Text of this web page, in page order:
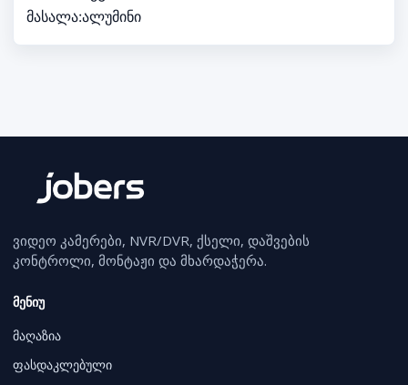
მასალა:ალუმინი
ვიდეო კამერები, NVR/DVR, ქსელი, დაშვების
კონტროლი, მონტაჟი და მხარდაჭერა.
მენიუ
მაღაზია
ფასდაკლებული